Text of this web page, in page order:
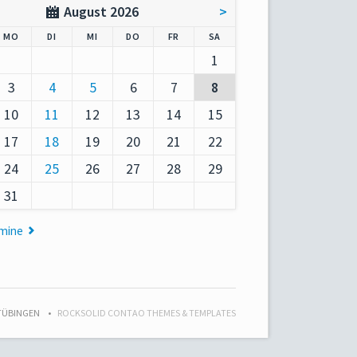
August 2026 >
MO DIENSTAG
MITTWOCH
DO NNERSTAG
FR SA
1
3 4 5 6 7
8
10 11 12 13 14
15
17 18 19 20 21
22
24 25 26 27 28
29
31
ROCKSOLID CONTAO THEMES & TEMPLATES